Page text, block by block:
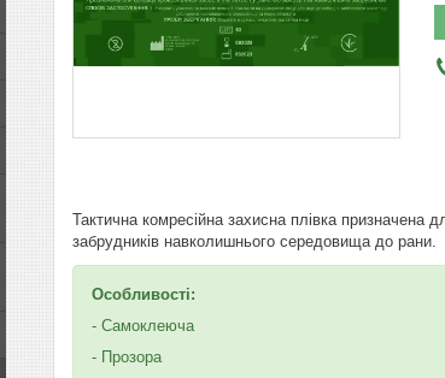
Тактична комресійна захисна плівка призначена
забрудників навколишнього середовища до рани.
Особливості:
- Самоклеюча
- Прозора